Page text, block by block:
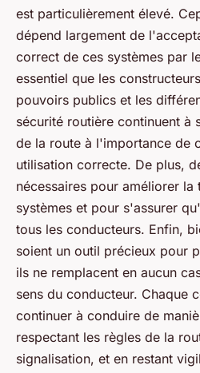
est particulièrement élevé.
dépend largement de
correct de ces systèmes par
essentiel que les
pouvoirs publics et les
sécurité routière continuent à
de la route à l'importance de
utilisation correcte. De plus,
nécessaires pour améliorer
systèmes et pour s'assurer
tous les conducteurs. Enfin,
soient un outil précieux pour
ils ne remplacent en aucun
sens du conducteur. Chaque
continuer à conduire de
respectant les règles de la
signalisation, et en restant